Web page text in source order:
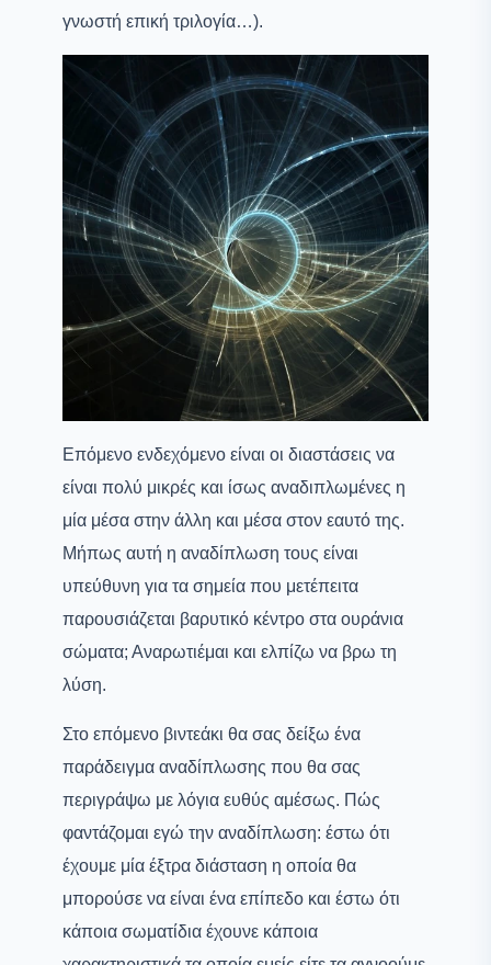
γνωστή επική τριλογία…).
Επόμενο ενδεχόμενο είναι οι διαστάσεις να
είναι πολύ μικρές και ίσως αναδιπλωμένες η
μία μέσα στην άλλη και μέσα στον εαυτό της.
Μήπως αυτή η αναδίπλωση τους είναι
υπεύθυνη για τα σημεία που μετέπειτα
παρουσιάζεται βαρυτικό κέντρο στα ουράνια
σώματα; Αναρωτιέμαι και ελπίζω να βρω τη
λύση.
Στο επόμενο βιντεάκι θα σας δείξω ένα
παράδειγμα αναδίπλωσης που θα σας
περιγράψω με λόγια ευθύς αμέσως. Πώς
φαντάζομαι εγώ την αναδίπλωση: έστω ότι
έχουμε μία έξτρα διάσταση η οποία θα
μπορούσε να είναι ένα επίπεδο και έστω ότι
κάποια σωματίδια έχουνε κάποια